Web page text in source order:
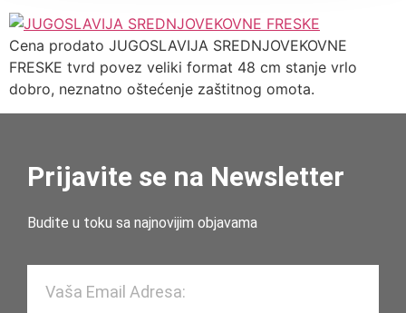
Cena prodato JUGOSLAVIJA SREDNJOVEKOVNE
FRESKE tvrd povez veliki format 48 cm stanje vrlo
dobro, neznatno oštećenje zaštitnog omota.
Prijavite se na Newsletter
Budite u toku sa najnovijim objavama